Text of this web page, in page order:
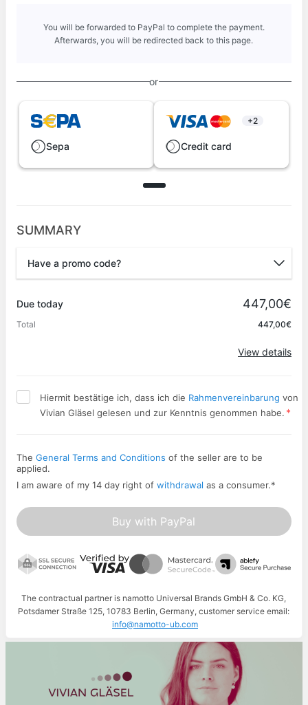
You will be forwarded to PayPal to complete the payment.
Afterwards, you will be redirected back to this page.
or
Sepa
+2
Credit card
SUMMARY
Have a promo code?
Due today 447,00€
Total 447,00€
View details
Hiermit bestätige ich, dass ich die Rahmenvereinbarung von
Vivian Gläsel gelesen und zur Kenntnis genommen habe. *
The General Terms and Conditions of the seller are to be
applied.
I am aware of my 14 day right of withdrawal as a consumer.*
Buy with PayPal
The contractual partner is namotto Universal Brands GmbH & Co. KG,
Potsdamer Straße 125, 10783 Berlin, Germany, customer service email:
info@namotto-ub.com